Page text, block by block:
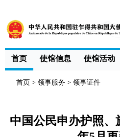
首页 使馆信息 使馆活动
首页 > 领事服务 > 领事证件
中国公民申办护照、